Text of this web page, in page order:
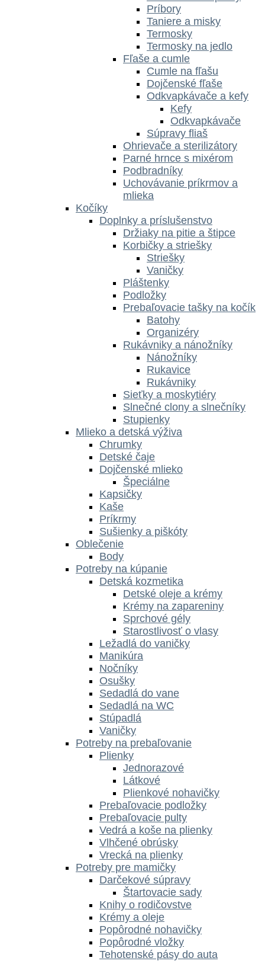
Príbory
Taniere a misky
Termosky
Termosky na jedlo
Fľaše a cumle
Cumle na fľašu
Dojčenské fľaše
Odkvapkávače a kefy
Kefy
Odkvapkávače
Súpravy fliaš
Ohrievače a sterilizátory
Parné hrnce s mixérom
Podbradníky
Uchovávanie príkrmov a
mlieka
Kočíky
Doplnky a príslušenstvo
Držiaky na pitie a štipce
Korbičky a striešky
Striešky
Vaničky
Pláštenky
Podložky
Prebaľovacie tašky na kočík
Batohy
Organizéry
Rukávniky a nánožníky
Nánožníky
Rukavice
Rukávniky
Sieťky a moskytiéry
Slnečné clony a slnečníky
Stupienky
Mlieko a detská výživa
Chrumky
Detské čaje
Dojčenské mlieko
Špeciálne
Kapsičky
Kaše
Príkrmy
Sušienky a piškóty
Oblečenie
Body
Potreby na kúpanie
Detská kozmetika
Detské oleje a krémy
Krémy na zapareniny
Sprchové gély
Starostlivosť o vlasy
Ležadlá do vaničky
Manikúra
Nočníky
Osušky
Sedadlá do vane
Sedadlá na WC
Stúpadlá
Vaničky
Potreby na prebaľovanie
Plienky
Jednorazové
Látkové
Plienkové nohavičky
Prebaľovacie podložky
Prebaľovacie pulty
Vedrá a koše na plienky
Vlhčené obrúsky
Vrecká na plienky
Potreby pre mamičky
Darčekové súpravy
Štartovacie sady
Knihy o rodičovstve
Krémy a oleje
Popôrodné nohavičky
Popôrodné vložky
Tehotenské pásy do auta